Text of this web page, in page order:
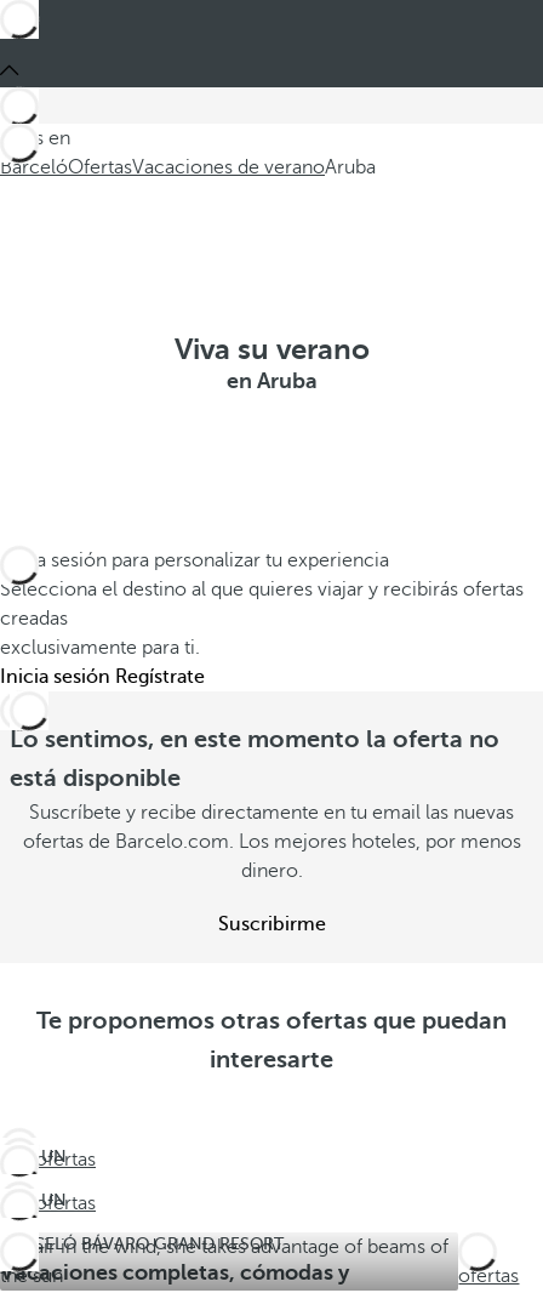
Estás en
BarcelóOfertasVacaciones de veranoAruba
Viva su verano
en Aruba
Inicia sesión para personalizar tu experiencia
Selecciona el destino al que quieres viajar y recibirás ofertas
creadas
exclusivamente para ti.
Inicia sesión Regístrate
Lo sentimos, en este momento la oferta no
está disponible
Suscríbete y recibe directamente en tu email las nuevas
ofertas de Barcelo.com. Los mejores hoteles, por menos
dinero.
Suscribirme
Te proponemos otras ofertas que puedan
interesarte
VIVE UN
VERANO A LA
DOMINICANA
Vacaciones
con todo el
verano
Ver ofertas
VIVE UN
VERANO A LA
DOMINICANA
Vacaciones
Ver ofertas
BARCELÓ BÁVARO GRAND RESORT
Vacaciones completas, cómodas y
ofertas